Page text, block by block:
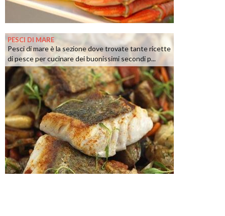
PESCI DI MARE
Pesci di mare è la sezione dove trovate tante ricette
di pesce per cucinare dei buonissimi secondi p...